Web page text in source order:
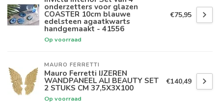
onderzetters voor glazen
COASTER 10cm blauwe
edelsteen agaatkwarts
handgemaakt - 41556
Op voorraad
€75,95
MAURO FERRETTI
Mauro Ferretti IJZEREN
WANDPANEEL ALI BEAUTY SET
2 STUKS CM 37,5X3X100
Op voorraad
€140,49